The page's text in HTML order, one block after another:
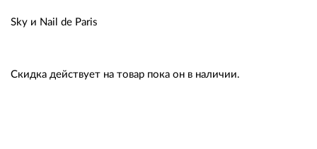
Sky и Nail de Paris
Скидка действует на товар пока он в наличии.